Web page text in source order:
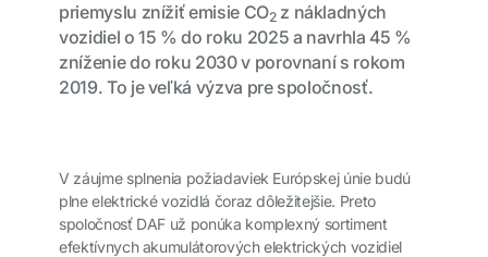
priemyslu znížiť emisie CO2z nákladných
vozidiel o 15 % do roku 2025 a navrhla 45 %
zníženie do roku 2030 v porovnaní s rokom
2019. To je veľká výzva pre spoločnosť.
V záujme splnenia požiadaviek Európskej únie budú
plne elektrické vozidlá čoraz dôležitejšie. Preto
spoločnosť DAF už ponúka komplexný sortiment
efektívnych akumulátorových elektrických vozidiel